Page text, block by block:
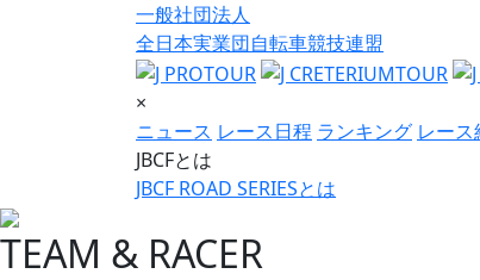
一般社団法人
全日本実業団自転車競技連盟
×
ニュース レース日程 ランキング レース
JBCFとは
JBCF ROAD SERIESとは
TEAM & RACER